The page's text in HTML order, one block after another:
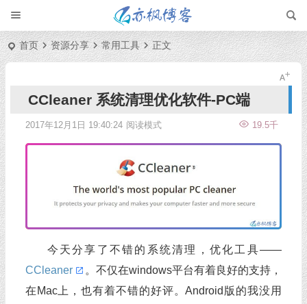
首页 资源分享 常用工具 正文
CCleaner 系统清理优化软件-PC端
2017年12月1日 19:40:24 19.5千
阅读模式
今天分享了不错的系统清理，优化工具——
CCleaner
。不仅在windows平台有着良好的支持，
在Mac上，也有着不错的好评。Android版的我没用